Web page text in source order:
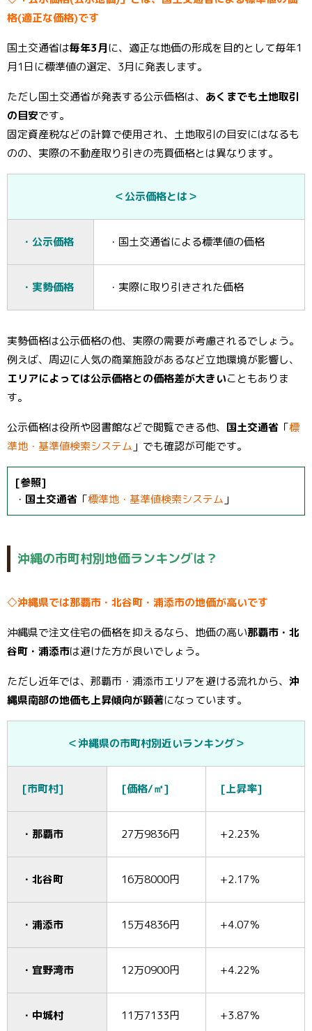
格(適正な価格)です
国土交通省は毎年3月に、適正な地価の形成を目的として毎年1
月1日に標準値の選定、3月に発表します。
ただし国土交通省が発表する公示価格は、 あくまでも土地取引
の目安です。
固定資産税などの計算で使用され、土地取引の目安にはなるも
のの、実際の不動産取り引きの売買価格とは異なります。
＜公示価格とは＞
・公示価格 ・国土交通省による標準値の価格
・実勢価格 ・実際に取り引きされた価格
実勢価格は公示価格の他、実際の需要が考慮されるでしょう。
例えば、周辺に人気の商業施設があるなど立地環境が影響し、
エリアによっては公示価格との価格差が大きいこともありま
す。
公示価格は役所や図書館などで閲覧できる他、 国土交通省 「標
準地・基準値検索システム 」でも確認が可能です。
[参照]
・ 国土交通省 「標準地・基準値検索システム 」
沖縄の市町村別地価ランキングは？
◇沖縄県では那覇市・北谷町・浦添市の地価が高いです
沖縄県で注文住宅の価格を抑えるなら、地価の高い那覇市・北
谷町・浦添市は避けた方が良いでしょう。
ただし近年では、那覇市・浦添市エリアを避ける流れから、 沖
縄県南部の地価も上昇傾向が顕著になっています。
＜沖縄県の市町村別近いランキング＞
[市町村] [価格/㎡] [上昇率]
・那覇市 27万9836円 +2.23％
・北谷町 16万8000円 +2.17％
・浦添市 15万4836円 +4.07％
・宜野湾市 12万0900円 +4.22％
・中城村 11万7133円 +3.87％